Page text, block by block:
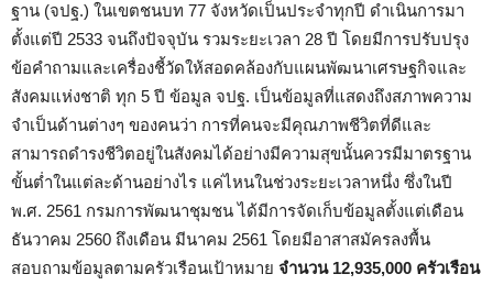
ฐาน (จปฐ.) ในเขตชนบท 77 จังหวัดเป็นประจำทุกปี ดำเนินการมา
ตั้งแต่ปี 2533 จนถึงปัจจุบัน รวมระยะเวลา 28 ปี โดยมีการปรับปรุง
ข้อคำถามและเครื่องชี้วัดให้สอดคล้องกับแผนพัฒนาเศรษฐกิจและ
สังคมแห่งชาติ ทุก 5 ปี ข้อมูล จปฐ. เป็นข้อมูลที่แสดงถึงสภาพความ
จำเป็นด้านต่างๆ ของคนว่า การที่คนจะมีคุณภาพชีวิตที่ดีและ
สามารถดำรงชีวิตอยู่ในสังคมได้อย่างมีความสุขนั้นควรมีมาตรฐาน
ขั้นต่ำในแต่ละด้านอย่างไร แค่ไหนในช่วงระยะเวลาหนึ่ง ซึ่งในปี
พ.ศ. 2561 กรมการพัฒนาชุมชน ได้มีการจัดเก็บข้อมูลตั้งแต่เดือน
ธันวาคม 2560 ถึงเดือน มีนาคม 2561 โดยมีอาสาสมัครลงพื้น
สอบถามข้อมูลตามครัวเรือนเป้าหมาย จำนวน 12,935,000 ครัวเรือน